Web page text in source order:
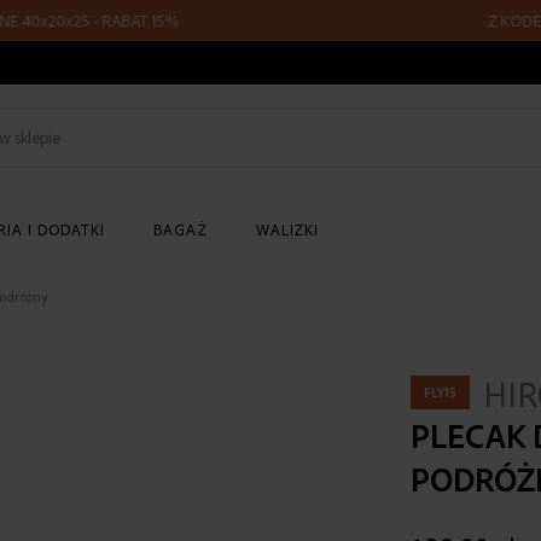
- RABAT 15% Z KODEM
I DODATKI BAGAŻ WALIZKI
FLY15
PLECAK